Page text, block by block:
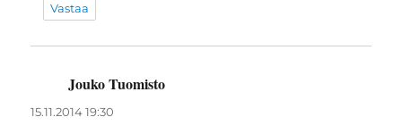
Vastaa
Jouko Tuomisto
15.11.2014 19:30